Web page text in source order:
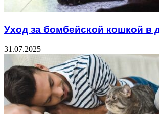
Уход за бомбейской кошкой в
31.07.2025